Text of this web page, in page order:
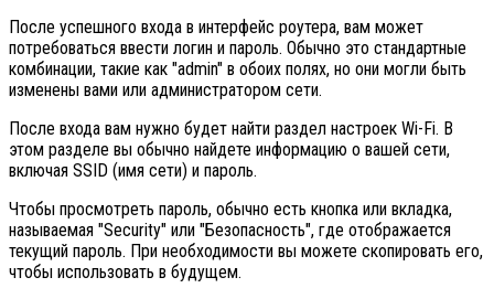
После успешного входа в интерфейс роутера, вам может
потребоваться ввести логин и пароль. Обычно это стандартные
комбинации, такие как "admin" в обоих полях, но они могли быть
изменены вами или администратором сети.
После входа вам нужно будет найти раздел настроек Wi-Fi. В
этом разделе вы обычно найдете информацию о вашей сети,
включая SSID (имя сети) и пароль.
Чтобы просмотреть пароль, обычно есть кнопка или вкладка,
называемая "Security" или "Безопасность", где отображается
текущий пароль. При необходимости вы можете скопировать его,
чтобы использовать в будущем.